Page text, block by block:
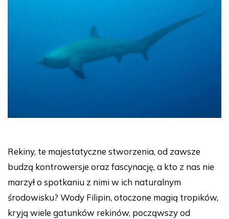
Rekiny, te majestatyczne stworzenia, od zawsze
budzą kontrowersje oraz fascynację, a kto z nas nie
marzył o spotkaniu z nimi w ich naturalnym
środowisku? Wody Filipin, otoczone magią tropików,
kryją wiele gatunków rekinów, począwszy od